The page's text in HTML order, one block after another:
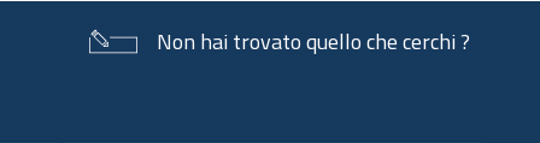
Non hai trovato quello che cerchi ?